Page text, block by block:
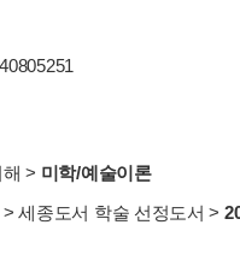
> 미학/예술이론
>세종도서 학술 선정도서 >